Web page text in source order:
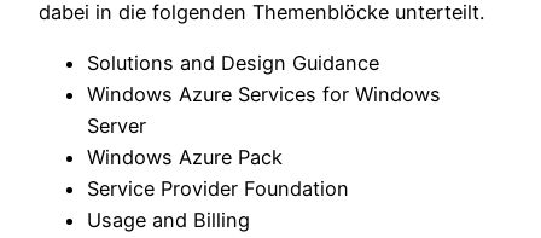
dabei in die folgenden Themenblöcke unterteilt.
Solutions and Design Guidance
Windows Azure Services for Windows
Server
Windows Azure Pack
Service Provider Foundation
Usage and Billing